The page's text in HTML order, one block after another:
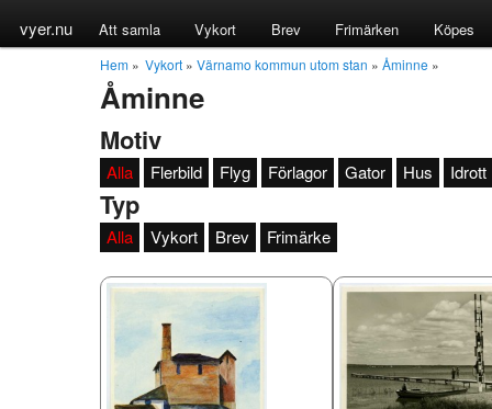
vyer.nu Att samla Vykort Brev Frimärken Köpes
Hem » Vykort » Värnamo kommun utom stan » Åminne »
Åminne
Motiv
Alla Flerbild Flyg Förlagor Gator Hus Idrott
Typ
Alla Vykort Brev Frimärke